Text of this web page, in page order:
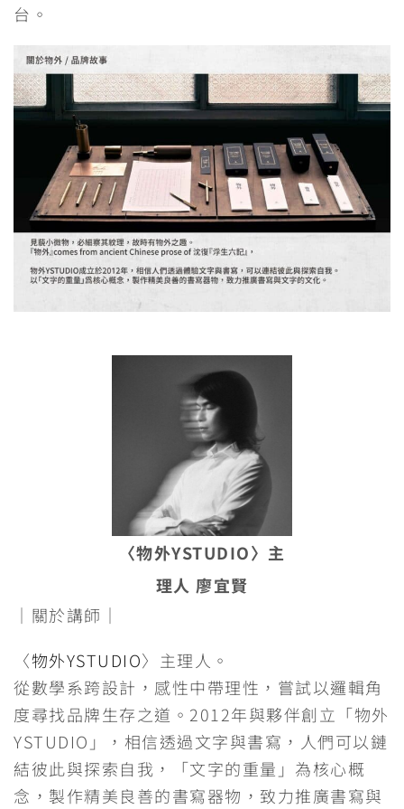
台。
〈物外YSTUDIO〉主
理人 廖宜賢
｜關於講師｜
〈物外YSTUDIO〉主理人。
從數學系跨設計，感性中帶理性，嘗試以邏輯角
度尋找品牌生存之道。2012年與夥伴創立「物外
YSTUDIO」，相信透過文字與書寫，人們可以鏈
結彼此與探索自我，「文字的重量」為核心概
念，製作精美良善的書寫器物，致力推廣書寫與